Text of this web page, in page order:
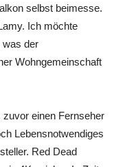
selbst beimesse.
Ich möchte
was der
Wohngemeinschaft
einen Fernseher
Lebensnotwendiges
Red Dead